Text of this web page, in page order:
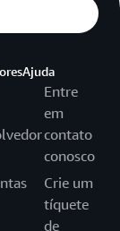
Ajuda
Entre
em
contato
conosco
Crie um
tíquete
de